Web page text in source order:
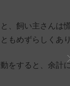
、飼い主さんは
もめずらしくあり
をすると、余計